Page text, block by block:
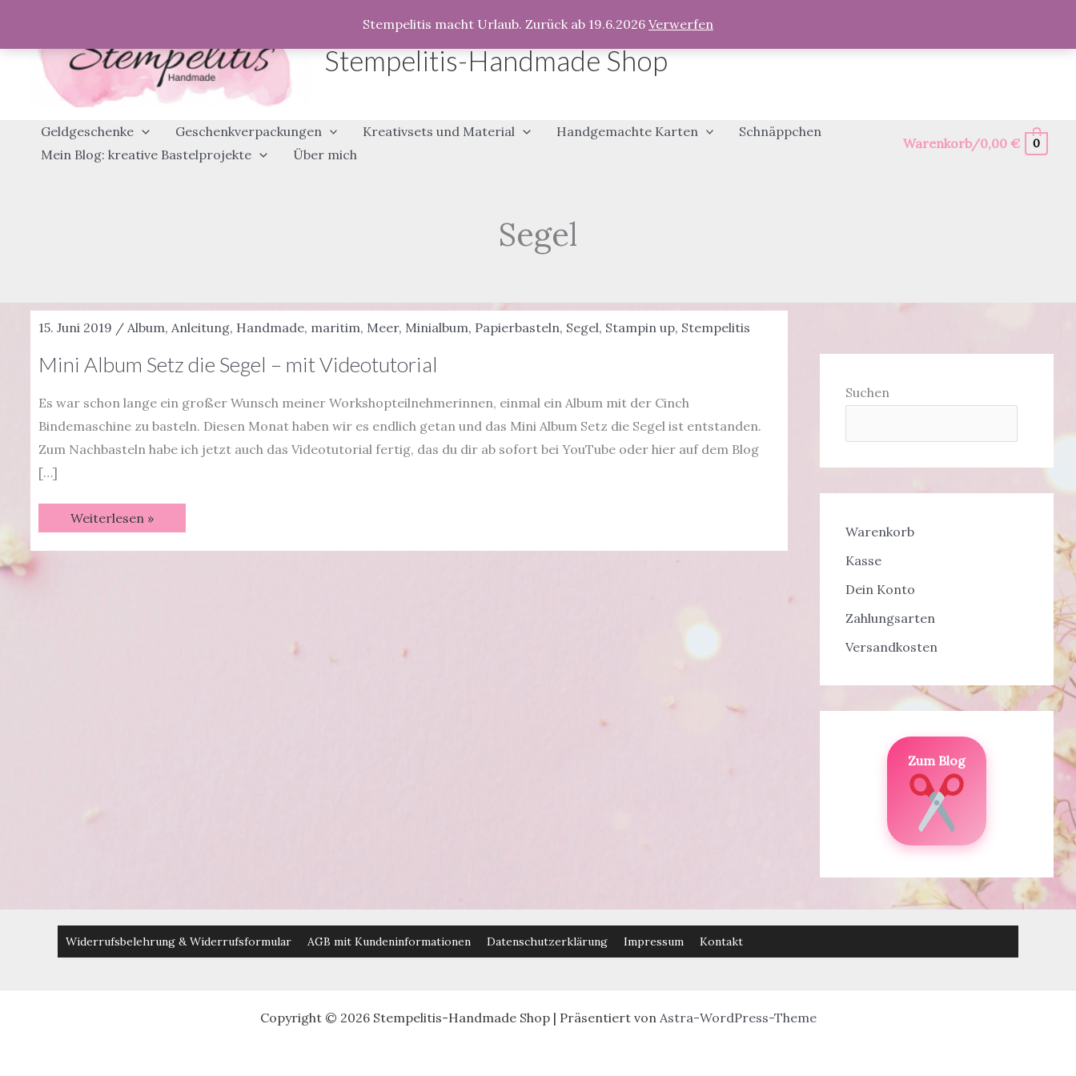
Stempelitis macht Urlaub. Zurück ab 19.6.2026 Verwerfen
springen
Stempelitis-Handmade Shop
Geldgeschenke Geschenkverpackungen Kreativsets und Material Handgemachte Karten
Schnäppchen
Mein Blog: kreative Bastelprojekte
Über mich
Warenkorb/0,00€ 0
Segel
15. Juni 2019 / Album, Anleitung, Handmade, maritim, Meer, Minialbum, Papierbasteln, Segel, Stampin up, Stempelitis
Mini Album Setz die Segel – mit Videotutorial
Es war schon lange ein großer Wunsch meiner Workshopteilnehmerinnen, einmal ein Album mit der Cinch
Bindemaschine zu basteln. Diesen Monat haben wir es endlich getan und das Mini Album Setz die Segel ist entstanden.
Zum Nachbasteln habe ich jetzt auch das Videotutorial fertig, das du dir ab sofort bei YouTube oder hier auf dem Blog
[…]
Mini
Album
die
Weiterlesen »
Suchen
Warenkorb
Kasse
Dein Konto
Zahlungsarten
Versandkosten
Zum Blog
Widerrufsbelehrung & Widerrufsformular AGB mit Kundeninformationen Datenschutzerklärung Impressum Kontakt
Copyright © 2026 Stempelitis-Handmade Shop | Präsentiert von Astra-WordPress-Theme